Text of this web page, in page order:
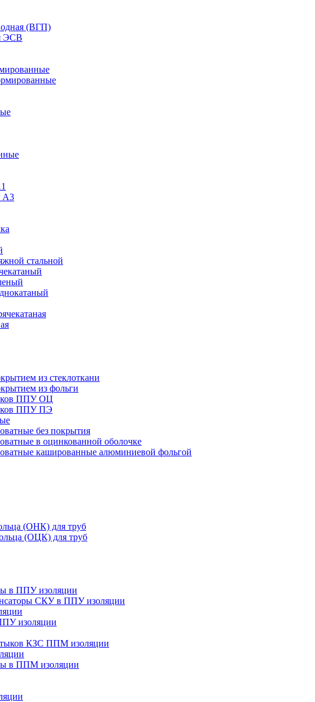
(ВГП)
ЭСВ
А3
стальной
из стеклоткани
из фольги
ППУ ОЦ
ППУ ПЭ
без покрытия
в оцинкованной оболочке
кашированные алюминиевой фольгой
(ОНК) для труб
(ОЦК) для труб
в ППУ изоляции
СКУ в ППУ изоляции
изоляции
КЗС ППМ изоляции
в ППМ изоляции